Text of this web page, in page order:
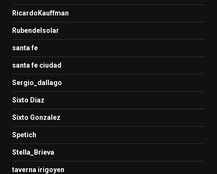
RicardoKauffman
Rubendelsolar
santa fe
santa fe ciudad
Sergio_dallago
Sixto Diaz
Sixto Gonzalez
Spetich
Stella_Brieva
taverna irigoyen